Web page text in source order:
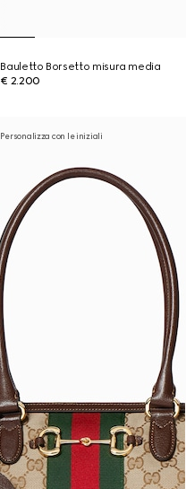
Bauletto Borsetto misura media
€ 2.200
Personalizza con le iniziali